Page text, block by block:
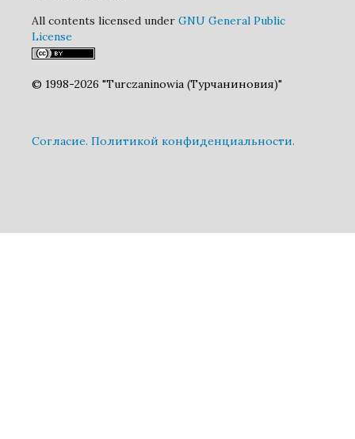
All contents licensed under GNU General Public
License
© 1998-2026 "Turczaninowia (Турчаниновия)"
Cогласие. Политикой конфиденциальности.